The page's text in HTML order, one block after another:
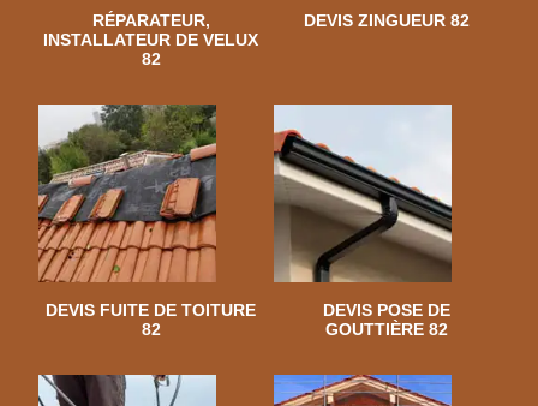
RÉPARATEUR,
INSTALLATEUR DE VELUX
82
DEVIS ZINGUEUR 82
DEVIS FUITE DE TOITURE
82
DEVIS POSE DE
GOUTTIÈRE 82